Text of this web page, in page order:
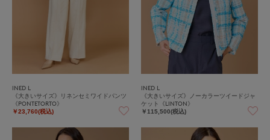
INED L
《大きいサイズ》リネンセミワイドパンツ
《PONTETORTO》
￥23,760(税込)
INED L
《大きいサイズ》ノーカラーツイードジャ
ケット《LINTON》
￥115,500(税込)